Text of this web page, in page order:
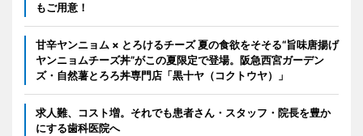
もご用意！
甘辛ヤンニョム × とろけるチーズ 夏の食欲をそそる“旨味唐揚げ
ヤンニョムチーズ丼”がこの夏限定で登場。阪急西宮ガーデン
ズ・自然薯とろろ丼専門店「黒十ヤ（コクトウヤ）」
求人難、コスト増。それでも患者さん・スタッフ・院長を豊か
にする歯科医院へ